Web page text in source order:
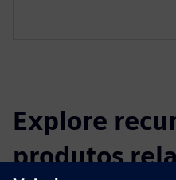
Explore
produtos